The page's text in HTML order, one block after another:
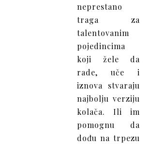
neprestano
traga za
talentovanim
pojedincima
koji žele da
rade, uče i
iznova stvaraju
najbolju verziju
kolača. Ili im
pomognu da
dođu na trpezu